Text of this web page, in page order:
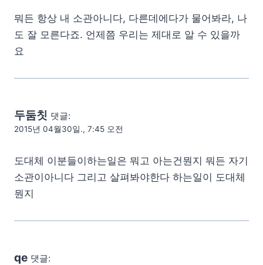
뭐든 항상 내 소관아니다, 다른데에다가 물어봐라, 나
도 잘 모른다죠. 언제쯤 우리는 제대로 알 수 있을까
요
두둠칫 댓글:
2015년 04월30일., 7:45 오전
도대체 이분들이하는일은 뭐고 아는건뭔지 뭐든 자기
소관이아니다 그리고 살펴봐야한다 하는일이 도대체
뭔지
qe 댓글: